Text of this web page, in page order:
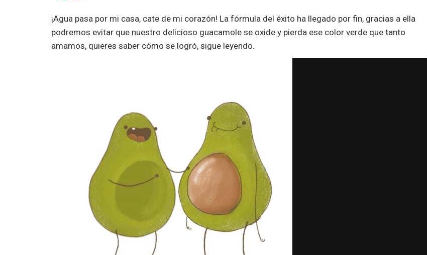
¡Agua pasa por mi casa, cate de mi corazón! La fórmula del éxito ha llegado por fin, gracias a ella
podremos evitar que nuestro delicioso guacamole se oxide y pierda ese color verde que tanto
amamos, quieres saber cómo se logró, sigue leyendo.